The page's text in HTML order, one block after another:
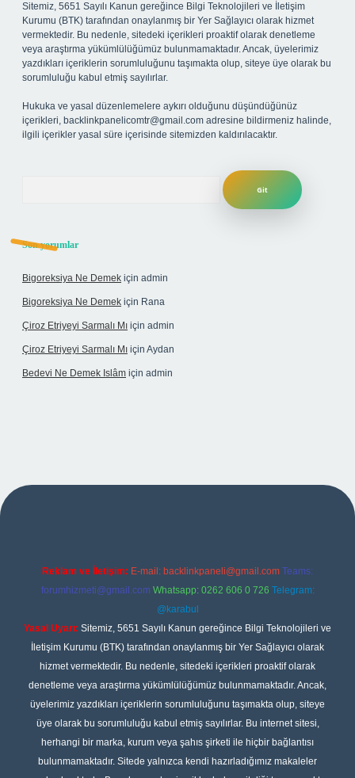
Sitemiz, 5651 Sayılı Kanun gereğince Bilgi Teknolojileri ve İletişim
Kurumu (BTK) tarafından onaylanmış bir Yer Sağlayıcı olarak hizmet
vermektedir. Bu nedenle, sitedeki içerikleri proaktif olarak denetleme
veya araştırma yükümlülüğümüz bulunmamaktadır. Ancak, üyelerimiz
yazdıkları içeriklerin sorumluluğunu taşımakta olup, siteye üye olarak bu
sorumluluğu kabul etmiş sayılırlar.
Hukuka ve yasal düzenlemelere aykırı olduğunu düşündüğünüz
içerikleri, backlinkpanelicomtr@gmail.com adresine bildirmeniz halinde,
ilgili içerikler yasal süre içerisinde sitemizden kaldırılacaktır.
Son yorumlar
Bigoreksiya Ne Demek için admin
Bigoreksiya Ne Demek için Rana
Çiroz Etriyeyi Sarmalı Mı için admin
Çiroz Etriyeyi Sarmalı Mı için Aydan
Bedevi Ne Demek Islâm için admin
Reklam ve İletişim: E-mail: backlinkpaneli@gmail.com Teams:
forumhizmeti@gmail.com Whatsapp: 0262 606 0 726 Telegram:
@karabul
Yasal Uyarı: Sitemiz, 5651 Sayılı Kanun gereğince Bilgi Teknolojileri ve
İletişim Kurumu (BTK) tarafından onaylanmış bir Yer Sağlayıcı olarak
hizmet vermektedir. Bu nedenle, sitedeki içerikleri proaktif olarak
denetleme veya araştırma yükümlülüğümüz bulunmamaktadır. Ancak,
üyelerimiz yazdıkları içeriklerin sorumluluğunu taşımakta olup, siteye
üye olarak bu sorumluluğu kabul etmiş sayılırlar. Bu internet sitesi,
herhangi bir marka, kurum veya şahıs şirketi ile hiçbir bağlantısı
bulunmamaktadır. Sitede yalnızca kendi hazırladığımız makaleler